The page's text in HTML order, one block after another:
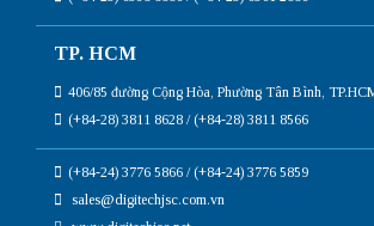
TP. HCM
406/85 đường Cộng Hòa, Phường Tân Bình,
(+84-28) 3811 8628 / (+84-28) 3811 8566
(+84-24) 3776 5866 / (+84-24) 3776 5859
sales@digitechjsc.com.vn